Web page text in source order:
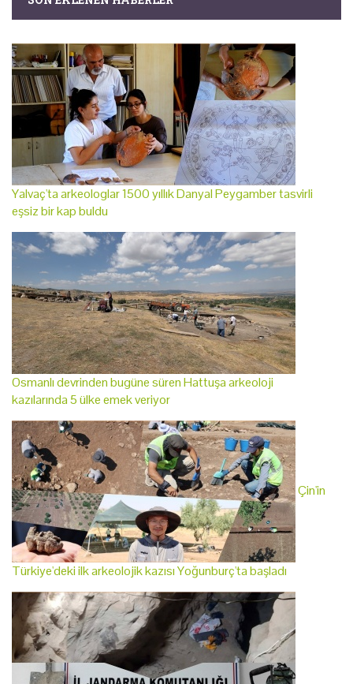
Yalvaç'ta arkeologlar 1500 yıllık Danyal Peygamber tasvirli
eşsiz bir kap buldu
Osmanlı devrinden bugüne süren Hattuşa arkeoloji
kazılarında 5 ülke emek veriyor
Çin'in
Türkiye'deki ilk arkeolojik kazısı Yoğunburç'ta başladı